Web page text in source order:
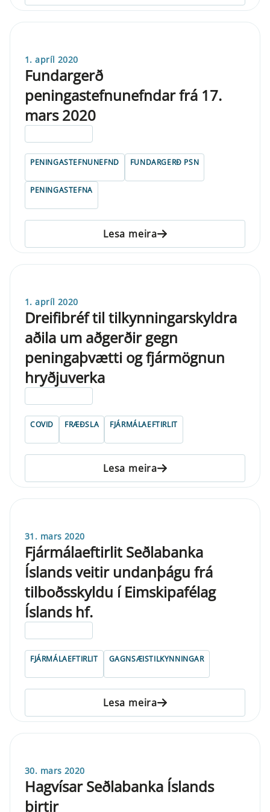
1. apríl 2020
Fundargerð
peningastefnunefndar frá 17.
mars 2020
PENINGASTEFNUNEFND FUNDARGERÐ PSN
PENINGASTEFNA
Lesa meira
1. apríl 2020
Dreifibréf til tilkynningarskyldra
aðila um aðgerðir gegn
peningaþvætti og fjármögnun
hryðjuverka
COVID FRÆÐSLA FJÁRMÁLAEFTIRLIT
Lesa meira
31. mars 2020
Fjármálaeftirlit Seðlabanka
Íslands veitir undanþágu frá
tilboðsskyldu í Eimskipafélag
Íslands hf.
FJÁRMÁLAEFTIRLIT GAGNSÆISTILKYNNINGAR
Lesa meira
30. mars 2020
Hagvísar Seðlabanka Íslands
birtir